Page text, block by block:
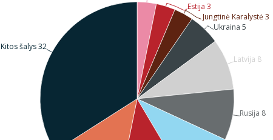
Estija 3
Jungtinė Karalystė 3
Ukraina 5
Latvija 8
Rusija 8
Kitos šalys 32